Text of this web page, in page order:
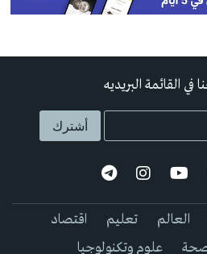
في القائمة البريديه
العالم تعليم
اقتصاد
علوم وتكنولوجيا